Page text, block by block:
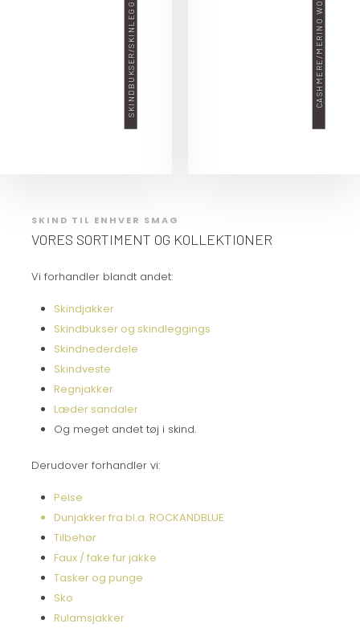
SKINDBUKSER/SKINLEGGINGS CASHMERE/MERINO WOOL
SKIND TIL ENHVER SMAG
VORES SORTIMENT OG KOLLEKTIONER
Vi forhandler blandt andet:
Skindj​akker
Skindbukser og skindleggings
Skindnederdele
Skindveste
Regnjakker
Læder sandaler
Og meget andet tøj i skind.​
Derudover forhandler vi:
Pelse
Dunjakker fra bl.a. ROCKANDBLUE
Tilbehør
Faux / fake fur jakke
Tasker og punge
Sko
Rulamsjakker